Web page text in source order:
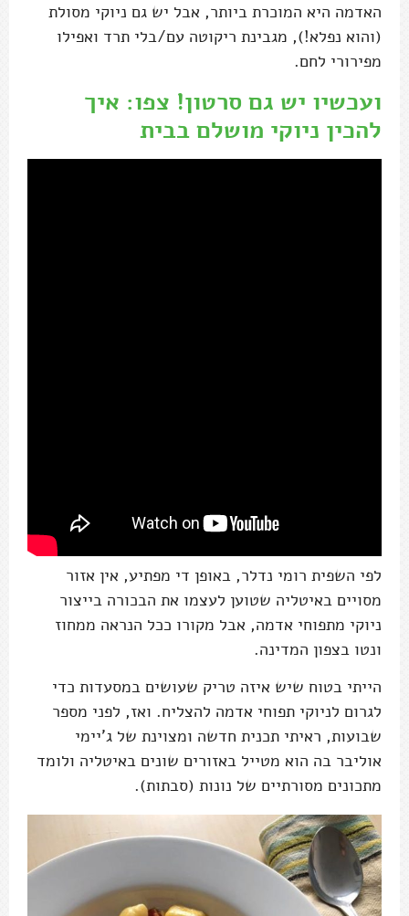
האדמה היא המוכרת ביותר, אבל יש גם ניוקי מסולת
(והוא נפלא!), מגבינת ריקוטה עם/בלי תרד ואפילו
מפירורי לחם.
ועכשיו יש גם סרטון! צפו: איך
להכין ניוקי מושלם בבית
לפי השפית רומי נדלר, באופן די מפתיע, אין אזור
מסויים באיטליה שטוען לעצמו את הבכורה בייצור
ניוקי מתפוחי אדמה, אבל מקורו ככל הנראה ממחוז
ונטו בצפון המדינה.
הייתי בטוח שיש איזה טריק שעושים במסעדות כדי
לגרום לניוקי תפוחי אדמה להצליח. ואז, לפני מספר
שבועות, ראיתי תכנית חדשה ומצוינת של ג'יימי
אוליבר בה הוא מטייל באזורים שונים באיטליה ולומד
מתכונים מסורתיים של נונות (סבתות).